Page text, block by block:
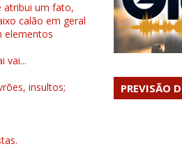
atribui um fato,
calão em geral
elementos
vai...
insultos;
PREVISÃO